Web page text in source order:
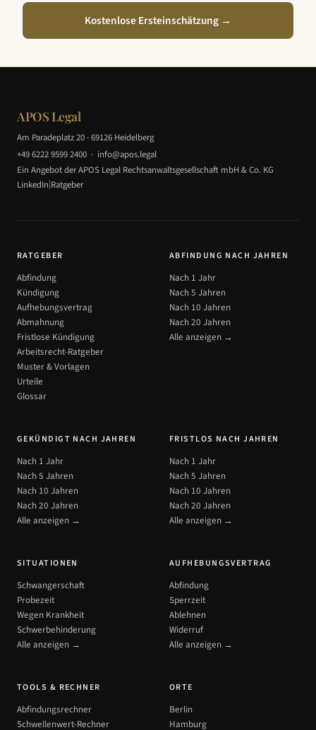
Kostenlose Ersteinschätzung →
APOS Legal
Am Paradeplatz 20 · 69126 Heidelberg
+49 6222 9599 2400 · info@apos.legal
Ein Angebot der APOS Legal Rechtsanwaltsgesellschaft mbH & Co. KG
LinkedIn|Ratgeber
RATGEBER
Abfindung
Kündigung
Aufhebungsvertrag
Abmahnung
Fristlose Kündigung
Arbeitsrecht-Ratgeber
Muster & Vorlagen
Urteile
Glossar
ABFINDUNG NACH JAHREN
Nach 1 Jahr
Nach 5 Jahren
Nach 10 Jahren
Nach 20 Jahren
Alle anzeigen →
GEKÜNDIGT NACH JAHREN
Nach 1 Jahr
Nach 5 Jahren
Nach 10 Jahren
Nach 20 Jahren
Alle anzeigen →
FRISTLOS NACH JAHREN
Nach 1 Jahr
Nach 5 Jahren
Nach 10 Jahren
Nach 20 Jahren
Alle anzeigen →
SITUATIONEN
Schwangerschaft
Probezeit
Wegen Krankheit
Schwerbehinderung
Alle anzeigen →
AUFHEBUNGSVERTRAG
Abfindung
Sperrzeit
Ablehnen
Widerruf
Alle anzeigen →
TOOLS & RECHNER
Abfindungsrechner
Schwellenwert-Rechner
ORTE
Berlin
Hamburg